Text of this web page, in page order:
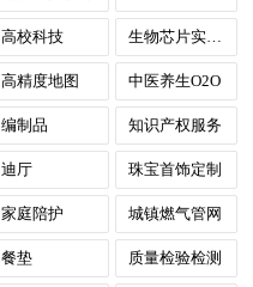
高校科技
高精度地图 中医养生O2O
编制品 知识产权服务
迪厅 珠宝首饰定制
家庭陪护 城镇燃气管网
餐垫 质量检验检测